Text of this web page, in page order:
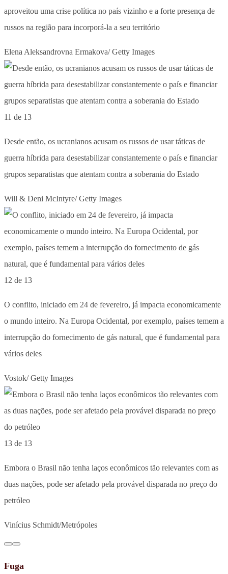
aproveitou uma crise política no país vizinho e a forte presença de
russos na região para incorporá-la a seu território
Elena Aleksandrovna Ermakova/ Getty Images
11 de 13
Desde então, os ucranianos acusam os russos de usar táticas de
guerra híbrida para desestabilizar constantemente o país e financiar
grupos separatistas que atentam contra a soberania do Estado
Will & Deni McIntyre/ Getty Images
12 de 13
O conflito, iniciado em 24 de fevereiro, já impacta economicamente
o mundo inteiro. Na Europa Ocidental, por exemplo, países temem a
interrupção do fornecimento de gás natural, que é fundamental para
vários deles
Vostok/ Getty Images
13 de 13
Embora o Brasil não tenha laços econômicos tão relevantes com as
duas nações, pode ser afetado pela provável disparada no preço do
petróleo
Vinícius Schmidt/Metrópoles
Fuga